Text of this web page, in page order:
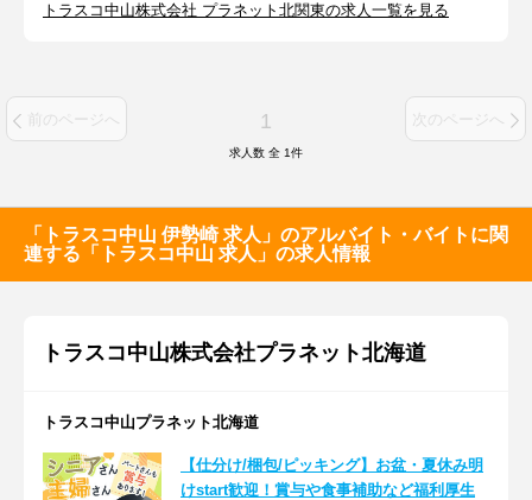
トラスコ中山株式会社 プラネット北関東の求人一覧を見る
前のページへ 1 次のページへ
求人数 全 1件
「トラスコ中山 伊勢崎 求人」のアルバイト・バイトに関
連する「トラスコ中山 求人」の求人情報
トラスコ中山株式会社プラネット北海道
トラスコ中山プラネット北海道
【仕分け/梱包/ピッキング】お盆・夏休み明
けstart歓迎！賞与や食事補助など福利厚生